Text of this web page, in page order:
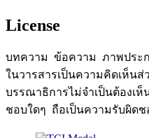
License
บทความ ข้อความ ภาพประ
ในวารสารเป็นความคิดเห็น
บรรณาธิการไม่จำเป็นต้องเ
ชอบใดๆ ถือเป็นความรับผิดช